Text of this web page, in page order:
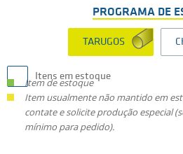
PROGRAMA DE
TARUGOS
Itens em estoque
Item de estoque
Item usualmente não mantido em
contate e solicite produção especial
mínimo para pedido).